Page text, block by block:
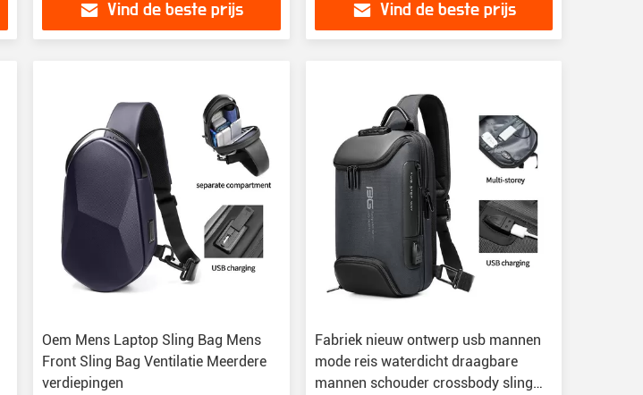
Vind de beste prijs Vind de beste prijs
Oem Mens Laptop Sling Bag Mens
Front Sling Bag Ventilatie Meerdere
verdiepingen
Fabriek nieuw ontwerp usb mannen
mode reis waterdicht draagbare
mannen schouder crossbody sling